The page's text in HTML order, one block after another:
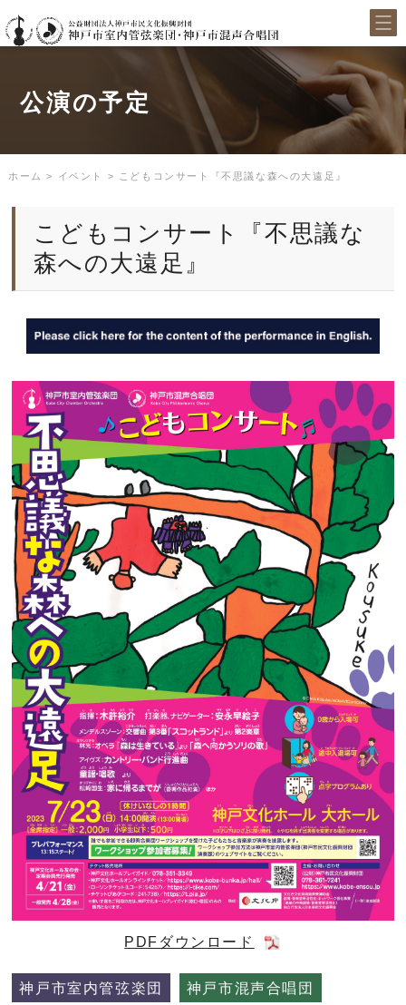
公演の予定
ホーム > イベント > こどもコンサート『不思議な森への大遠足』
こどもコンサート『不思議な
森への大遠足』
PDFダウンロード
神戸市室内管弦楽団 神戸市混声合唱団